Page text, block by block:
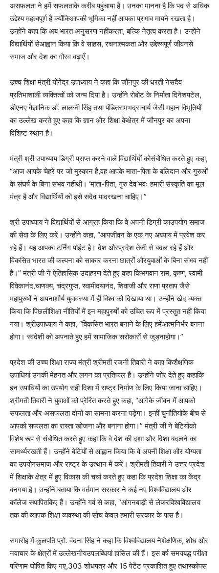
असफलता ने हमें सफलताके करीब पहुंचाया है। उनका मानना है कि पद से अधिक
उद्देश्य महत्वपूर्ण है क्योंकिआपकी भूमिका नहीं आपका प्रभाव मायने रखता है।
उन्होंने कहा कि अब भारत अनुसरण नहींकरता, बल्कि नेतृत्व करता है। उन्होंने
विद्यार्थियों सेआह्वान किया कि वे साहस, रचनात्मकता और उद्देश्यपूर्ण जीवनसे
समाज और देश का गौरव बढ़ाएँ।
उच्च शिक्षा मंत्री योगेंद्र उपाध्याय ने कहा कि जौनपुर की धरती नेसदैव
प्रतिभाशाली व्यक्तित्वों को जन्म दिया है। उन्होंने रोबोट के निर्माता दिनेशपटेल,
डीएनए वैज्ञानिक डॉ. लालजी सिंह तथा पंडितरामभद्राचार्य जैसी महान विभूतियों
का उल्लेख करते हुए कहा कि ज्ञान और शिक्षा केक्षेत्र में जौनपुर का अपना
विशिष्ट स्थान है।
मंत्री श्री उपाध्याय डिग्री प्राप्त करने वाले विद्यार्थियों कोसंबोधित करते हुए कहा,
“आज आपके चेहरे पर जो मुस्कान है,वह आपके माता-पिता के बलिदान और गुरुओं
के संघर्ष के बिना संभव नहींथी। ‘माता-पिता, गुरु देव’भवः हमारी संस्कृति का मूल
मंत्र है और विद्यार्थियों को इसे सदैव यादरखना चाहिए।”
श्री उपाध्याय ने विद्यार्थियों से आग्रह किया कि वे अपनी डिग्री काउपयोग समाज
की सेवा के लिए करें। उन्होंने कहा, “आपजीवन के एक नए अध्याय में प्रवेश कर
रहे हैं। यह आपका टर्निंग पॉइंट है। देश औरप्रदेश तेजी से बदल रहे हैं और
विकसित भारत की कल्पना को साकार करना छात्रों औरयुवाओं के बिना संभव नहीं
है।” मंत्री जी ने ऐतिहासिक उदाहरण देते हुए कहा किभगवान राम, कृष्ण, स्वामी
विवेकानंद,चाणक्य, चंद्रगुप्त, स्वामीदयानंद, शिवाजी और राणा प्रताप जैसे
महापुरुषों ने अपनाशौर्य युवावस्था में ही विश्व को दिखाया था। उन्होंने खेद व्यक्त
किया कि पिछलीशिक्षा नीतियों में इन महापुरुषों को उचित रूप में प्रस्तुत नहीं किया
गया। श्रीउपाध्याय ने कहा, “विकसित भारत बनाने के लिए हमेंआत्मनिर्भर बनना
होगा। स्वदेशी को अपनाते हुए हमें सामाजिक सरोकारों से जुड़नाहोगा।”
प्रदेश की उच्च शिक्षा राज्य मंत्री श्रीमती रजनी तिवारी ने कहा किशैक्षणिक
उपाधियां उनकी मेहनत और लगन का प्रतिफल हैं। उन्होंने जोर देते हुए कहाकि
इन उपाधियों का उपयोग सही दिशा में राष्ट्र निर्माण के लिए किया जाना चाहिए।
श्रीमती तिवारी ने युवाओं को प्रेरित करते हुए कहा, “आगेके जीवन में आपको
सफलता और असफलता दोनों का सामना करना पड़ेगा। इन्हीं चुनौतियोंके बीच से
आपको सफलता का रास्ता खोजना और बनाना होगा।” मंत्री जी ने बेटियोंको
विशेष रूप से संबोधित करते हुए कहा कि वे देश की दशा और दिशा बदलने का
सामर्थ्यरखती हैं। उन्होंने बेटियों से आह्वान किया कि वे अपनी शिक्षा और योग्यता
का उपयोगसमाज और राष्ट्र के उत्थान में करें। श्रीमती तिवारी ने उत्तर प्रदेश
में शिक्षाके क्षेत्र में हुए विकास की चर्चा करते हुए कहा कि प्रदेश शिक्षा का केंद्र
बनगया है। उन्होंने बताया कि वर्तमान सरकार ने कई नए विश्वविद्यालय और
कॉलेज स्थापितकिए हैं। उन्होंने गर्व से कहा, “आंगनबाड़ी से लेकरविश्वविद्यालय
तक की व्यापक शिक्षा व्यवस्था की सोच केवल हमारी सरकार के पास है।
समारोह में कुलपति प्रो. वंदना सिंह ने कहा कि विश्वविद्यालय नेशैक्षणिक, शोध और
नवाचार के क्षेत्रों में उल्लेखनीयउपलब्धियां हासिल की हैं। इस वर्ष समयबद्ध परीक्षा
परिणाम घोषित किए गए,303 शोधपत्र और 15 पेटेंट प्रकाशित हुए तथास्कोपस